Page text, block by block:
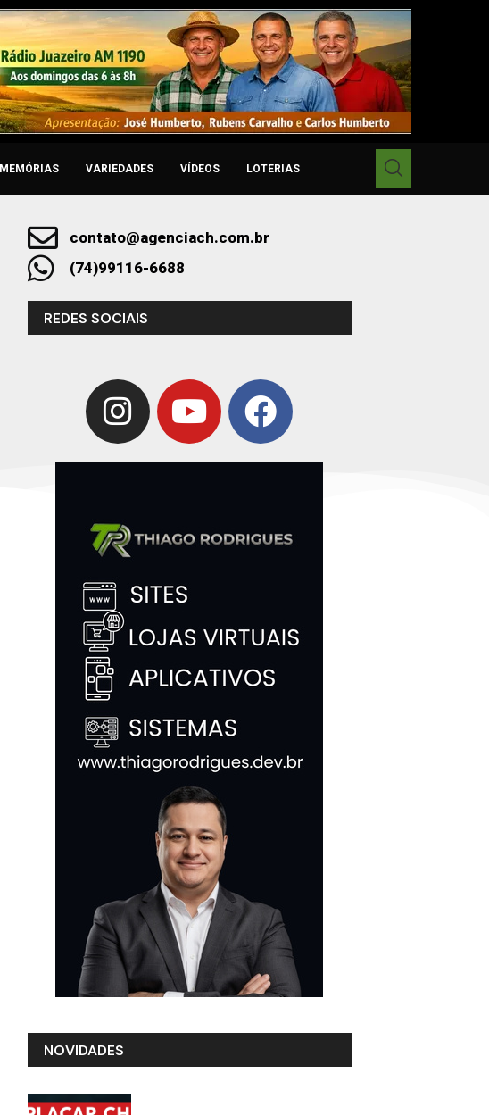
MEMÓRIAS VARIEDADES VÍDEOS LOTERIAS
contato@agenciach.com.br
(74)99116-6688
REDES SOCIAIS
NOVIDADES